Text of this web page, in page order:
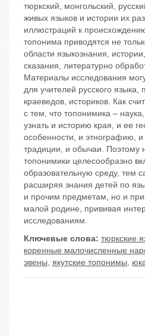
тюркский, монгольский,
живых языков и истории их
иллюстраций к
топонима приводятся не
области языкознания,
сказания, литературно
Материалы исследования
для учителей русского языка,
краеведов, историков. Как
с тем, что топонимика –
узнать и историю края, и ее
особенности, и этнографию,
традиции, и обычаи. Поэтому
топонимики целесообразно
образовательную среду, тем
расширяя знания детей по
и прочим предметам, но и
малой родине, прививая
исследованиям.
Ключевые слова: тюркские
коренные малочисленные
эвены, якутские топонимы,